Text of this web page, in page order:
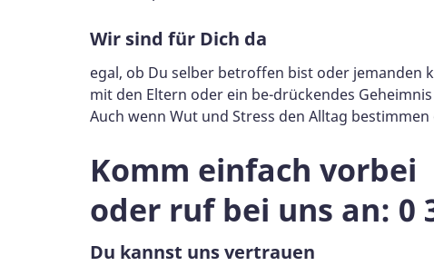
Wir sind für Dich da
egal, ob Du selber betroffen bist oder jemanden
mit den Eltern oder ein be-drückendes
Auch wenn Wut und Stress den Alltag
Komm einfach vorbei
oder ruf bei uns an: 0
Du kannst uns vertrauen